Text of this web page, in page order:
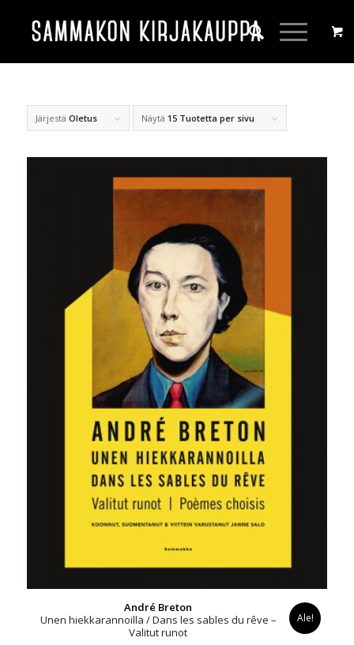
Järjestä Oletus Näytä 15 Tuotetta per sivu
André Breton
Unen hiekkarannoilla / Dans les sables du rêve –
Valitut runot
Ale!